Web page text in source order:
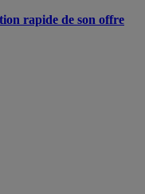
rapide de son offre